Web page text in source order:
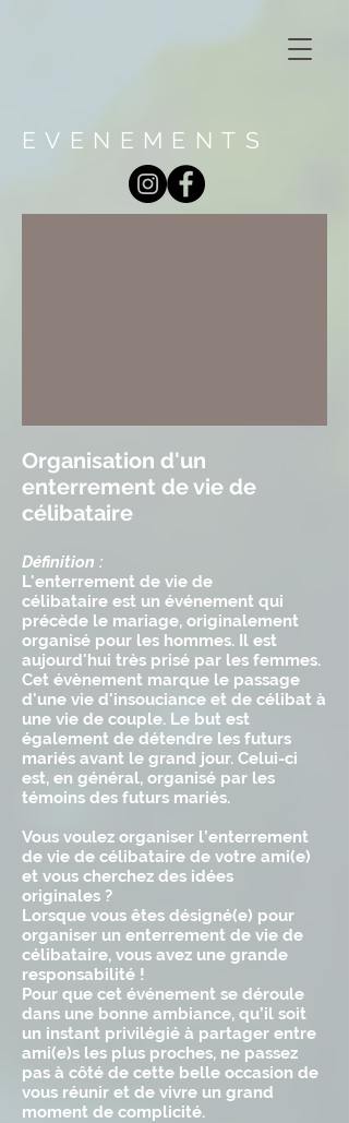
EVENEMENTS
Organisation d'un
enterrement de vie de
célibataire
Définition :
L'enterrement de vie de
célibataire est un événement qui
précède le mariage, originalement
organisé pour les hommes. Il est
aujourd'hui très prisé par les femmes.
Cet évènement marque le passage
d'une vie d'insouciance et de célibat à
une vie de couple. Le but est
également de détendre les futurs
mariés avant le grand jour. Celui-ci
est, en général, organisé par les
témoins des futurs mariés.
Vous voulez organiser l’enterrement
de vie de célibataire de votre ami(e)
et vous cherchez des idées
originales ?
Lorsque vous êtes désigné(e) pour
organiser un enterrement de vie de
célibataire, vous avez une grande
responsabilité !
Pour que cet événement se déroule
dans une bonne ambiance, qu’il soit
un instant privilégié à partager entre
ami(e)s les plus proches, ne passez
pas à côté de cette belle occasion de
vous réunir et de vivre un grand
moment de complicité.